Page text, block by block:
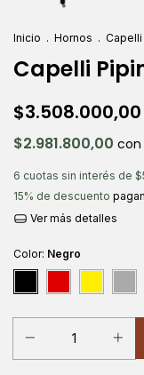
Inicio . Hornos . Capelli
Capelli
$3.508.000,00
$2.981.800,00 con
6 cuotas sin interés de
15% de descuento
Ver más detalles
Color: Negro